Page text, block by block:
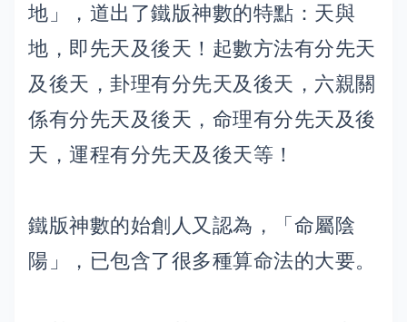
地」，道出了鐵版神數的特點：天與
地，即先天及後天！起數方法有分先天
及後天，卦理有分先天及後天，六親關
係有分先天及後天，命理有分先天及後
天，運程有分先天及後天等！
鐵版神數的始創人又認為，「命屬陰
陽」，已包含了很多種算命法的大要。